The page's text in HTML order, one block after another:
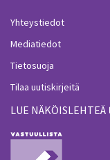
Yhteystiedot
Mediatiedot
Tietosuoja
Tilaa uutiskirjeitä
LUE NÄKÖISLEHTEÄ